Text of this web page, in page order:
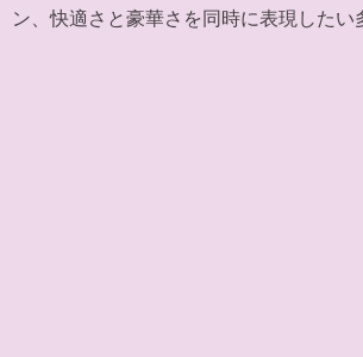
ン、快適さと豪華さを同時に表現した